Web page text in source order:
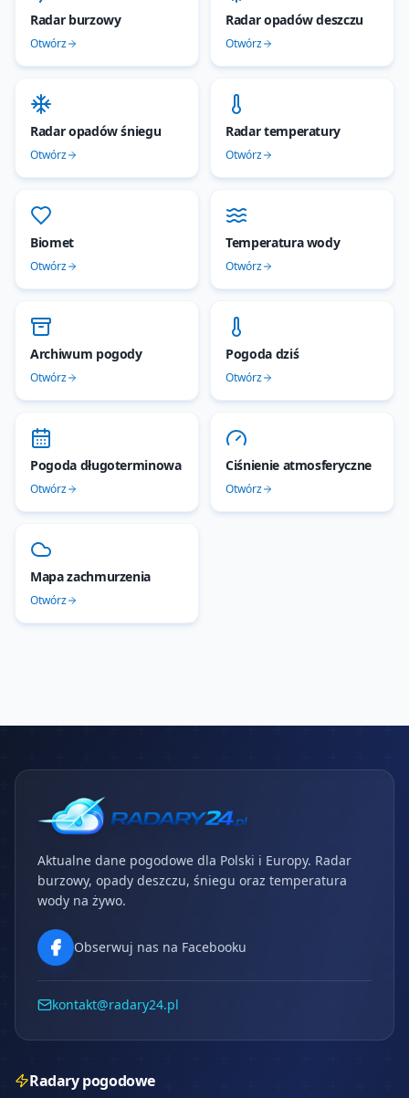
Radar burzowy
Otwórz
Radar opadów deszczu
Otwórz
Radar opadów śniegu
Otwórz
Radar temperatury
Otwórz
Biomet
Otwórz
Temperatura wody
Otwórz
Archiwum pogody
Otwórz
Pogoda dziś
Otwórz
Pogoda długoterminowa
Otwórz
Ciśnienie atmosferyczne
Otwórz
Mapa zachmurzenia
Otwórz
Aktualne dane pogodowe dla Polski i Europy. Radar
burzowy, opady deszczu, śniegu oraz temperatura
wody na żywo.
Obserwuj nas na Facebooku
kontakt@radary24.pl
Radary pogodowe